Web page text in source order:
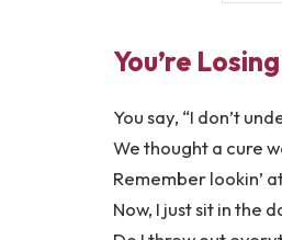
You’re
You say, “I don’t
We thought a cure
Remember lookin’
Now, I just sit in the